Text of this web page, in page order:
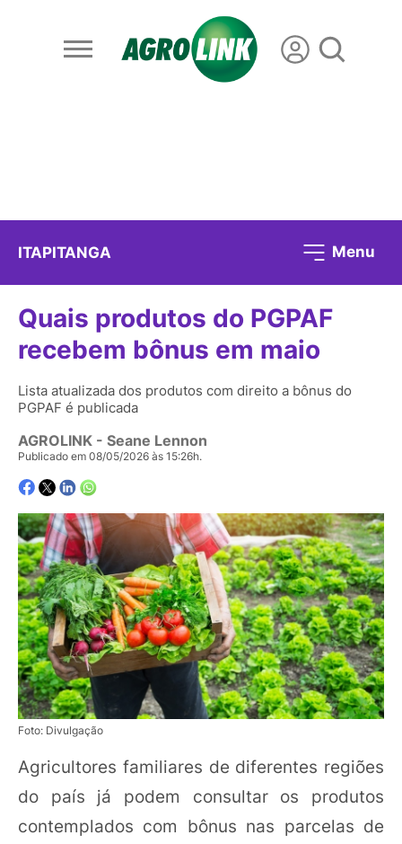
ITAPITANGA Menu
Quais produtos do PGPAF
recebem bônus em maio
Lista atualizada dos produtos com direito a bônus do
PGPAF é publicada
AGROLINK - Seane Lennon
Publicado em 08/05/2026 às 15:26h.
Foto: Divulgação
Agricultores familiares de diferentes regiões
do país já podem consultar os produtos
contemplados com bônus nas parcelas de